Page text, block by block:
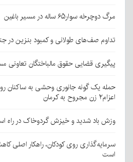
مرگ دوچرخه سوار۶۵ ساله در مسیر باغین
تداوم صف‌های طولانی و کمبود بنزین در جنوب
پیگیری قضایی حقوق مالباختگان تعاونی مسکن
حمله یک گونه جانوری وحشی به ساکنان روستای
وزش باد شدید و خیزش گردوخاک در راه استان
سرمایه‌گذاری روی کودکان، راهکار اصلی کاهش